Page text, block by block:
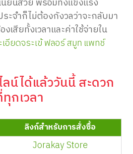
ยนสวย พร้อมทั้งแข็งแรง
ะจำก็ไม่ต้องกังวลว่าจะกลับมา
เสียทั้งเวลาและค่าใช้จ่ายใน
อียดจระเข้ ฟลอร์ สมูท แพทช์
ลน์ได้แล้ววันนี้ สะดวก
กเวลา
ลิงก์สำหรับการสั่งซื้อ
Jorakay Store